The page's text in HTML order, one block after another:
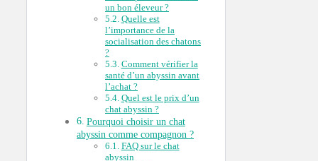
un bon éleveur ?
Quelle est
l’importance de la
socialisation des chatons
?
Comment vérifier la
santé d’un abyssin avant
l’achat ?
Quel est le prix d’un
chat abyssin ?
Pourquoi choisir un chat
abyssin comme compagnon ?
FAQ sur le chat
abyssin